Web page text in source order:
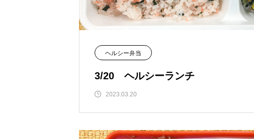
ヘルシー弁当
3/20 ヘルシーランチ
2023.03.20